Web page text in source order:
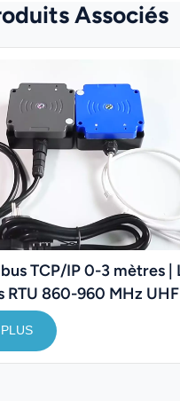
Associés
TCP/IP 0-3 mètres |
RTU 860-960 MHz UHF